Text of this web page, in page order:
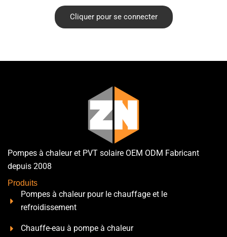
Cliquer pour se connecter
Pompes à chaleur et PVT solaire OEM ODM Fabricant
depuis 2008
Produits
Pompes à chaleur pour le chauffage et le
refroidissement
Chauffe-eau à pompe à chaleur